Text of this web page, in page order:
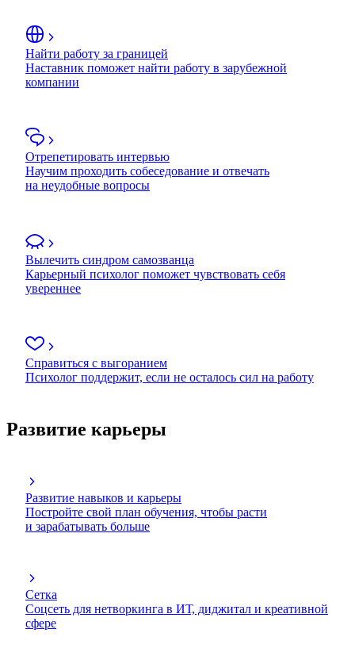
Найти работу за границей
Наставник поможет найти работу в зарубежной
компании
Отрепетировать интервью
Научим проходить собеседование и отвечать
на неудобные вопросы
Вылечить синдром самозванца
Карьерный психолог поможет чувствовать себя
увереннее
Справиться с выгоранием
Психолог поддержит, если не осталось сил на работу
Развитие карьеры
Развитие навыков и карьеры
Постройте свой план обучения, чтобы расти
и зарабатывать больше
Сетка
Соцсеть для нетворкинга в ИТ, диджитал и креативной
сфере